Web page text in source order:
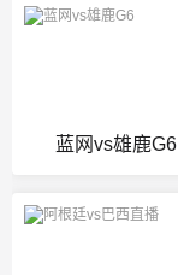
蓝网vs雄鹿G6